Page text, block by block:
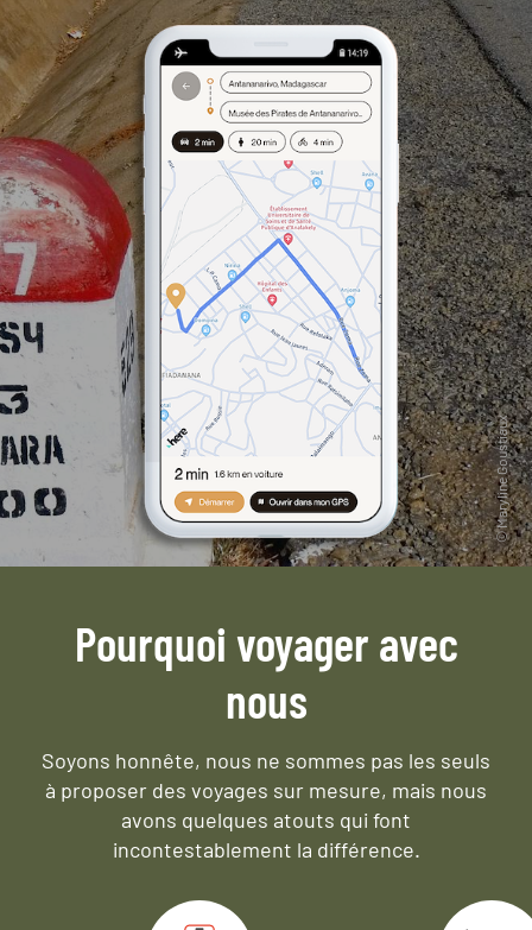
Pourquoi voyager avec
nous
Soyons honnête, nous ne sommes pas les seuls
à proposer des voyages sur mesure, mais nous
avons quelques atouts qui font
incontestablement la différence.